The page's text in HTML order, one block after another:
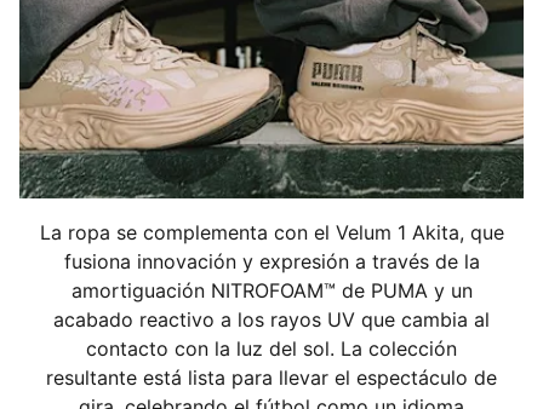
La ropa se complementa con el Velum 1 Akita, que
fusiona innovación y expresión a través de la
amortiguación NITROFOAM™ de PUMA y un
acabado reactivo a los rayos UV que cambia al
contacto con la luz del sol. La colección
resultante está lista para llevar el espectáculo de